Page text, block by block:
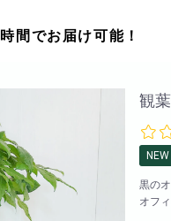
時間でお届け可能！
サプライズ装飾
推し活用推し花
観
NEW
黒の
オフ